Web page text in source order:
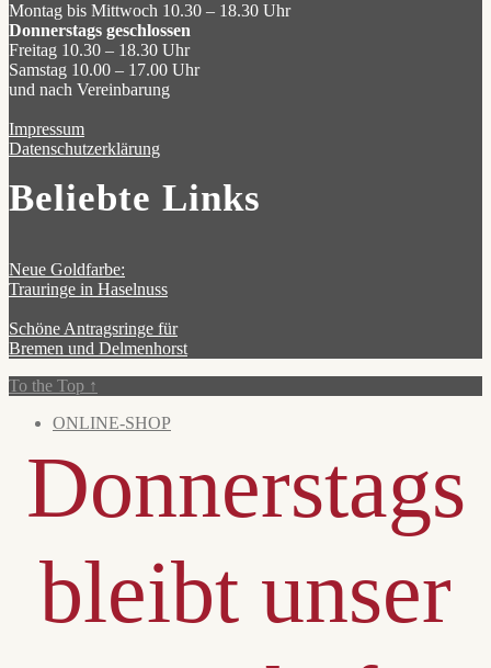
Montag bis Mittwoch 10.30 – 18.30 Uhr
Donnerstags geschlossen
Freitag 10.30 – 18.30 Uhr
Samstag 10.00 – 17.00 Uhr
und nach Vereinbarung
Impressum
Datenschutzerklärung
Beliebte Links
Neue Goldfarbe:
Trauringe in Haselnuss
Schöne Antragsringe für
Bremen und Delmenhorst
To the Top ↑
ONLINE-SHOP
Donnerstags
bleibt unser